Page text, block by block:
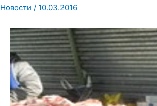
Новости / 10.03.2016